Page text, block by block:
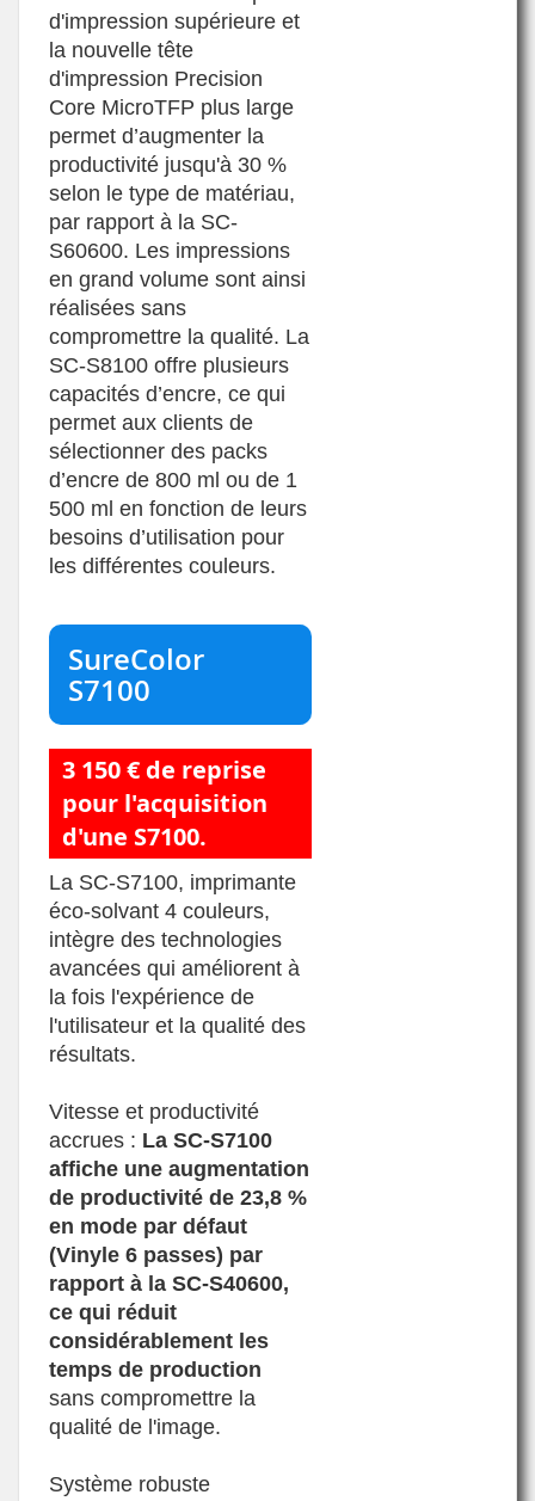
d'impression supérieure et
la nouvelle tête
d'impression Precision
Core MicroTFP plus large
permet d’augmenter la
productivité jusqu'à 30 %
selon le type de matériau,
par rapport à la SC-
S60600. Les impressions
en grand volume sont ainsi
réalisées sans
compromettre la qualité. La
SC-S8100 offre plusieurs
capacités d’encre, ce qui
permet aux clients de
sélectionner des packs
d’encre de 800 ml ou de 1
500 ml en fonction de leurs
besoins d’utilisation pour
les différentes couleurs.
SureColor
S7100
3 150 € de reprise
pour l'acquisition
d'une S7100.
La SC-S7100, imprimante
éco-solvant 4 couleurs,
intègre des technologies
avancées qui améliorent à
la fois l'expérience de
l'utilisateur et la qualité des
résultats.
Vitesse et productivité
accrues : La SC-S7100
affiche une augmentation
de productivité de 23,8 %
en mode par défaut
(Vinyle 6 passes) par
rapport à la SC-S40600,
ce qui réduit
considérablement les
temps de production
sans compromettre la
qualité de l'image.
Système robuste